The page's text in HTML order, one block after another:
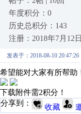
年度积分：0
历史总积分：143
注册：2018年7月12日
发表于：2018-08-10 20:47:26
希望能对大家有所帮助
下载附件需2积分！
分享到：
收藏